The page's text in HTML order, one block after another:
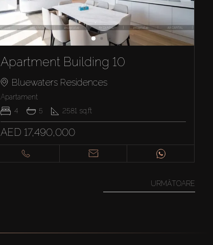
Apartment Building 10
Bluewaters Residences
Apartament
4
5 2581 sq.ft
AED 17,490,000
URMĂTOARE